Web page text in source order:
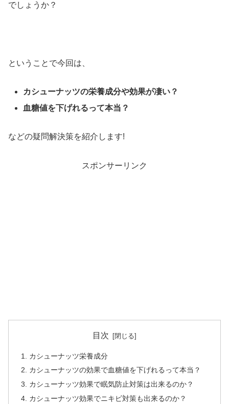
でしょうか？
ということで今回は、
カシューナッツの栄養成分や効果が凄い？
血糖値を下げれるって本当？
などの疑問解決策を紹介します!
スポンサーリンク
目次
カシューナッツ栄養成分
カシューナッツの効果で血糖値を下げれるって本当？
カシューナッツ効果で眠気防止対策は出来るのか？
カシューナッツ効果でニキビ対策も出来るのか？